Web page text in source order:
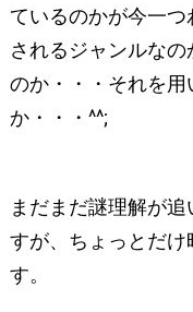
ているのかが今一
されるジャンルな
のか・・・それを
か・・・^^;
まだまだ謎理解が
すが、ちょっとだけ
す。